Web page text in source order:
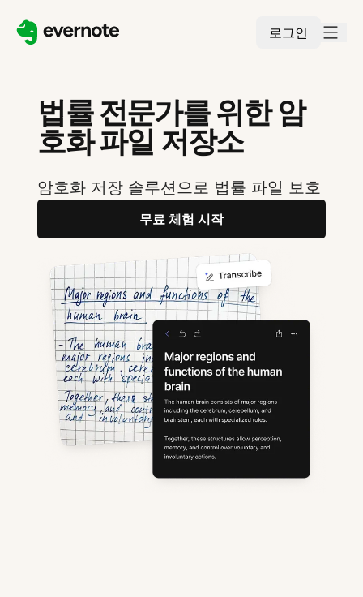
로그인
법률 전문가를 위한 암
호화 파일 저장소
암호화 저장 솔루션으로 법률 파일 보호
무료 체험 시작